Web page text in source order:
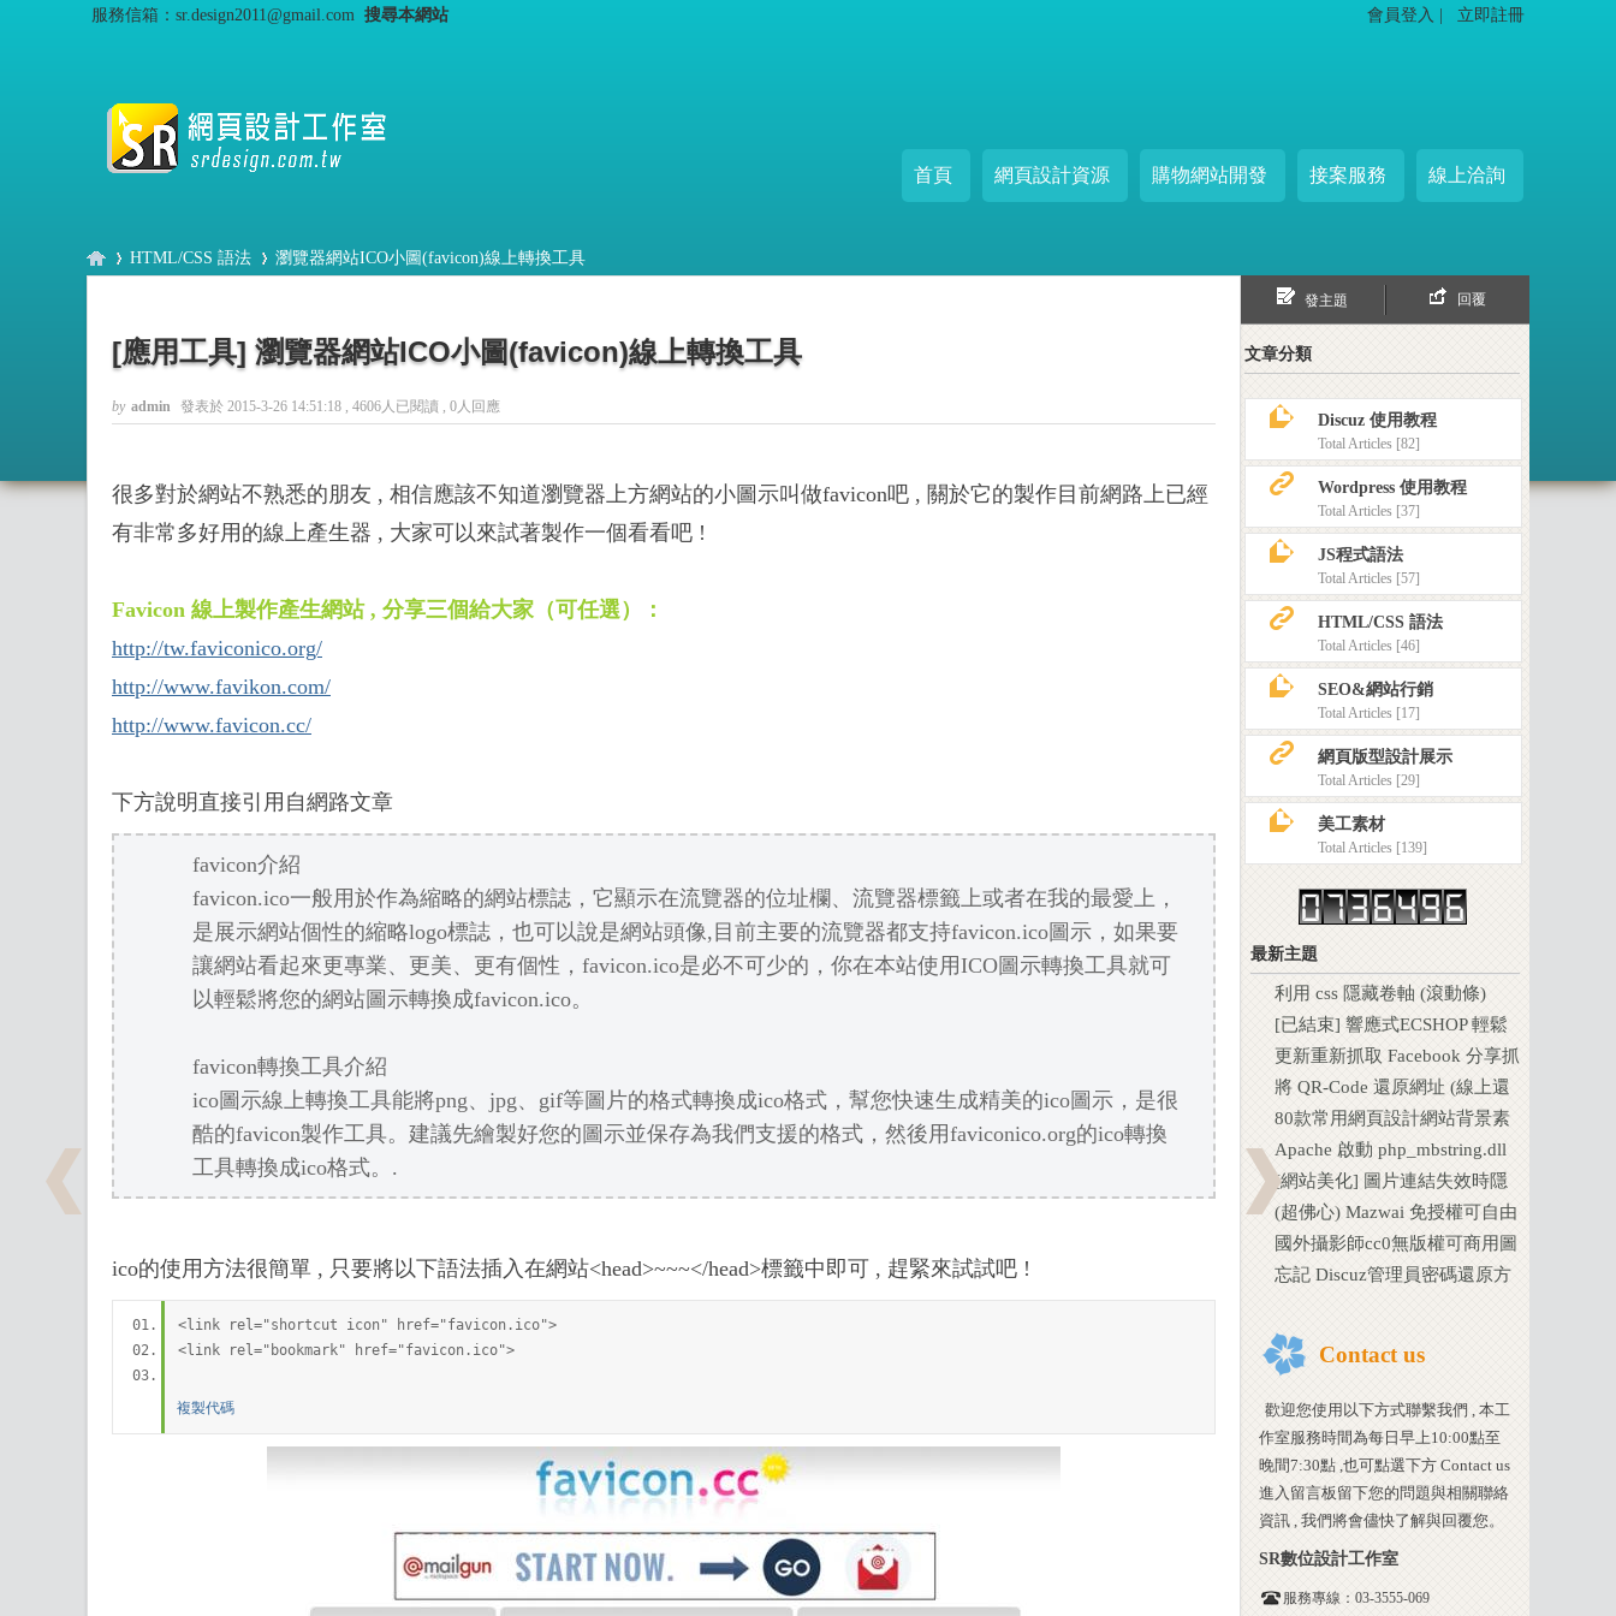
服務信箱：sr.design2011@gmail.com 搜尋本網站 會員登入 | 立即註冊
首頁 網頁設計資源 購物網站開發 接案服務 線上洽詢
HTML/CSS 語法
›
瀏覽器網站ICO小圖(favicon)線上轉換工具
[應用工具] 瀏覽器網站ICO小圖(favicon)線上轉換工具
by admin 發表於 2015-3-26 14:51:18 , 4606人已閱讀 , 0人回應
很多對於網站不熟悉的朋友 , 相信應該不知道瀏覽器上方網站的小圖示叫做favicon吧 , 關於它的製作目前網路上已經
有非常多好用的線上產生器 , 大家可以來試著製作一個看看吧 !
Favicon 線上製作產生網站 , 分享三個給大家（可任選）：
http://tw.faviconico.org/
http://www.favikon.com/
http://www.favicon.cc/
下方說明直接引用自網路文章
favicon介紹
favicon.ico一般用於作為縮略的網站標誌，它顯示在流覽器的位址欄、流覽器標籤上或者在我的最愛上，
是展示網站個性的縮略logo標誌，也可以說是網站頭像,目前主要的流覽器都支持favicon.ico圖示，如果要
讓網站看起來更專業、更美、更有個性，favicon.ico是必不可少的，你在本站使用ICO圖示轉換工具就可
以輕鬆將您的網站圖示轉換成favicon.ico。
favicon轉換工具介紹
ico圖示線上轉換工具能將png、jpg、gif等圖片的格式轉換成ico格式，幫您快速生成精美的ico圖示，是很
酷的favicon製作工具。建議先繪製好您的圖示並保存為我們支援的格式，然後用faviconico.org的ico轉換
工具轉換成ico格式。.
ico的使用方法很簡單 , 只要將以下語法插入在網站<head>~~~</head>標籤中即可 , 趕緊來試試吧 !
<link rel="shortcut icon" href="favicon.ico">
<link rel="bookmark" href="favicon.ico">
複製代碼
發主題 回覆
文章分類
z Discuz 使用教程
Total Articles [82]
K Wordpress 使用教程
Total Articles [37]
z JS程式語法
Total Articles [57]
K HTML/CSS 語法
Total Articles [46]
z SEO&網站行銷
Total Articles [17]
K 網頁版型設計展示
Total Articles [29]
z 美工素材
Total Articles [139]
最新主題
利用 css 隱藏卷軸 (滾動條)
[已結束] 響應式ECSHOP 輕鬆
擁有自己的電商網站 ! 2018春
更新重新抓取 Facebook 分享抓
取的頁面資料
將 QR-Code 還原網址 (線上還
原工具)
80款常用網頁設計網站背景素
材下載
Apache 啟動 php_mbstring.dll
檔案遺失解決方法
[網站美化] 圖片連結失效時隱
藏失效圖片的圖示
(超佛心) Mazwai 免授權可自由
下載使用的影片素材庫
國外攝影師cc0無版權可商用圖
庫下載 ( Barn Images &
忘記 Discuz管理員密碼還原方
Contact us
歡迎您使用以下方式聯繫我們 , 本工
作室服務時間為每日早上10:00點至
晚間7:30點 ,也可點選下方 Contact us
進入留言板留下您的問題與相關聯絡
資訊 , 我們將會儘快了解與回覆您。
SR數位設計工作室
服務專線：03-3555-069